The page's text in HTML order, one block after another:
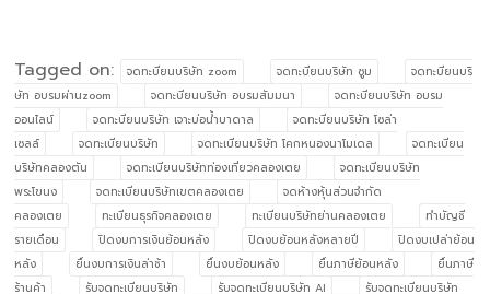
Tagged on: จดทะบียนบริษัท zoom จดทะบียนบริษัท ซูม
จดทะบียนบริ
ษัท อบรมผ่านzoom
จดทะบียนบริษัท อบรมสัมมนา
จดทะบียนบริษัท อบรม
ออนไลน์
จดทะบียนบริษัท เจาะบ่อน้ำบาดาล
จดทะบียนบริษัท โซล่า
เซลล์
จดทะเบียนบริษัท จดทะเบียนบริษัท โคกหนองนาโมเดล
จดทะเบียน
บริษัทคลองตัน
จดทะเบียนบริษัทท่องเที่ยวคลองเตย
จดทะเบียนบริษัท
พระโขนง
จดทะเบียนบริษัทเขตคลองเตย
จดห้างหุ้นส่วนจำกัด
คลองเตย
ทะเบียนธุรกิจคลองเตย ทะเบียนบริษัทย่านคลองเตย
ทำบัญชี
รายเดือน
ปิดงบการเงินย้อนหลัง ปิดงบย้อนหลังหลายปี
ปิดงบเปล่าย้อน
หลัง
ยื่นงบการเงินล่าช้า ยื่นงบย้อนหลัง ยื่นภาษีย้อนหลัง
ยื่นภาษี
ร้านค้า
รับจดทะเบียนบริษัท รับจดทะเบียนบริษัท AI
รับจดทะเบียนบริษัท